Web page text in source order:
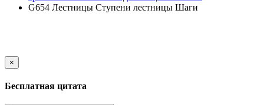
G654 Лестницы Ступени лестницы Шаги
×
Бесплатная цитата